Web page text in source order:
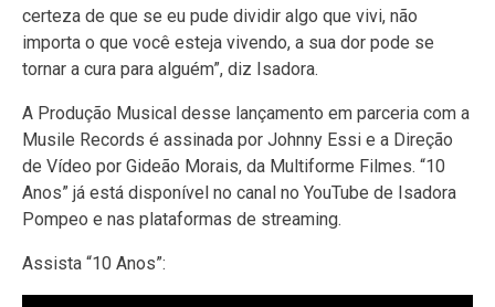
certeza de que se eu pude dividir algo que vivi, não
importa o que você esteja vivendo, a sua dor pode se
tornar a cura para alguém”, diz Isadora.
A Produção Musical desse lançamento em parceria com a
Musile Records é assinada por Johnny Essi e a Direção
de Vídeo por Gideão Morais, da Multiforme Filmes. “10
Anos” já está disponível no canal no YouTube de Isadora
Pompeo e nas plataformas de streaming.
Assista “10 Anos”: